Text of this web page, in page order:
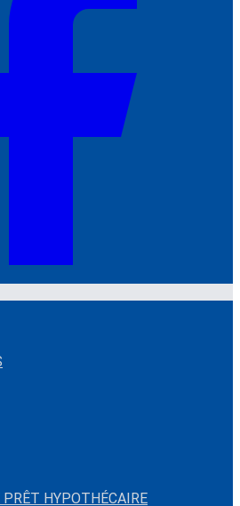
PRÊT HYPOTHÉCAIRE